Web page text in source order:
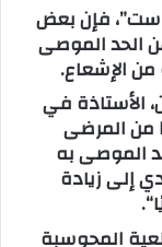
فإن بعض
الحد الموصى
الإشعاع.
الأستاذة في
من المرضى
الموصى به
إلى زيادة
المحوسبة